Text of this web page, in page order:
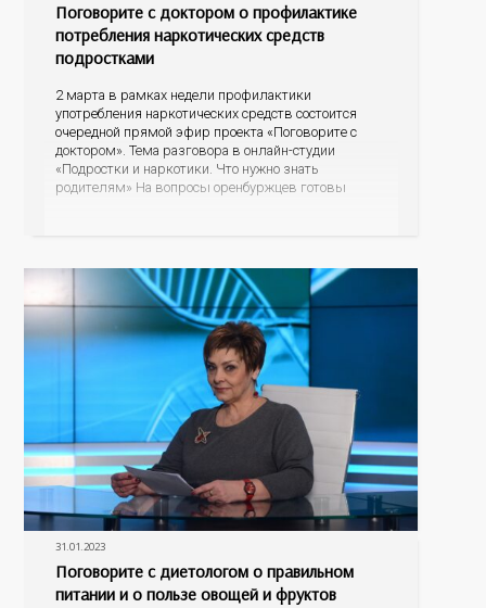
Поговорите с доктором о профилактике
потребления наркотических средств
подростками
2 марта в рамках недели профилактики
употребления наркотических средств состоится
очередной прямой эфир проекта «Поговорите с
доктором». Тема разговора в онлайн-студии
«Подростки и наркотики. Что нужно знать
родителям» На вопросы оренбуржцев готовы
отделением для детей и подростков Элина Балдина.
31.01.2023
Поговорите с диетологом о правильном
питании и о пользе овощей и фруктов